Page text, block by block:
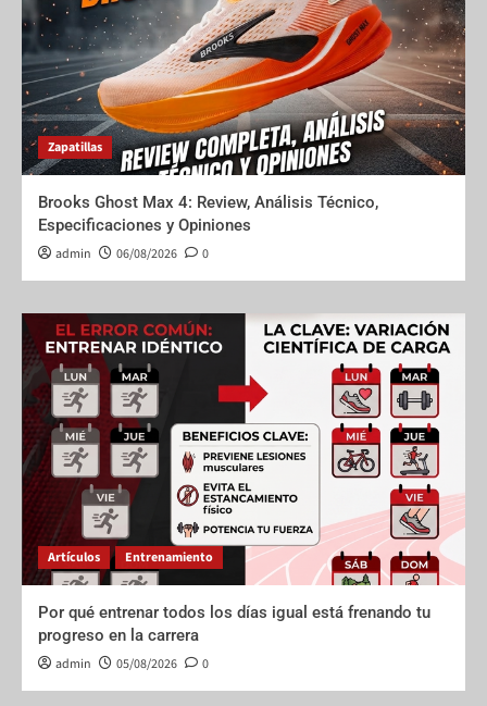
Zapatillas
Brooks Ghost Max 4: Review, Análisis Técnico,
Especificaciones y Opiniones
admin 06/08/2026 0
Artículos Entrenamiento
Por qué entrenar todos los días igual está frenando tu
progreso en la carrera
admin 05/08/2026 0